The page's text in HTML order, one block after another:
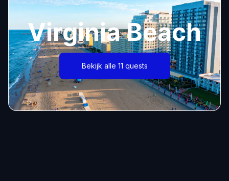
Virginia Beach
Bekijk alle 11 quests